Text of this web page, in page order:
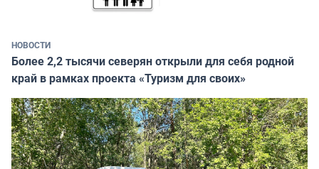
НОВОСТИ
Более 2,2 тысячи северян открыли для себя родной
край в рамках проекта «Туризм для своих»